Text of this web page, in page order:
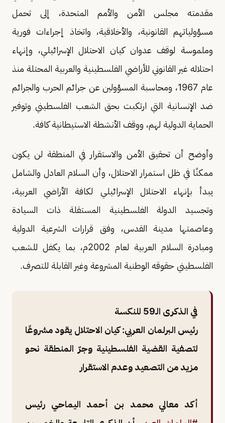
مقدمته مجلس الأمن والأمم المتحدة، إلى تحمل
مسؤولياتهم القانونية، والأخلاقية، واتخاذ إجراءات فورية
وملموسة لوقف عدوان كيان الاحتلال الإسرائيلي، وإنهاء
احتلاله غير القانوني للأراضي الفلسطينية والعربية المحتلة منذ
عام 1967، ومحاسبة المسؤولين عن جرائم الحرب والجرائم
ضد الإنسانية التي ارتكبت بحق الشعب الفلسطيني وتوفير
الحماية الدولية لهم، ووقف الأنشطة الاستيطانية كافة.
وأوضح أن تحقيق الأمن والاستقرار في المنطقة لن يكون
ممكنًا في ظل استمرار الاحتلال، وأن السلام العادل والشامل
يبدأ بإنهاء الاحتلال الإسرائيلي لكافة الأراضي العربية،
وتجسيد الدولة الفلسطينية المستقلة ذات السيادة
وعاصمتها مدينة القدس، وفق قرارات الشرعية الدولية
ومبادرة السلام العربية لعام 2002م، بما يكفل للشعب
الفلسطيني حقوقه الوطنية المشروعة وغير القابلة للتصرف.
في الذكرى الـ59 للنكسة
رئيس البرلمان العربي: كيان الاحتلال يقود مشروعًا
لتصفية القضية الفلسطينية وجرّ المنطقة نحو
مزيد من التصعيد وعدم الاستقرار
أكد معالي محمد بن أحمد اليماحي رئيس